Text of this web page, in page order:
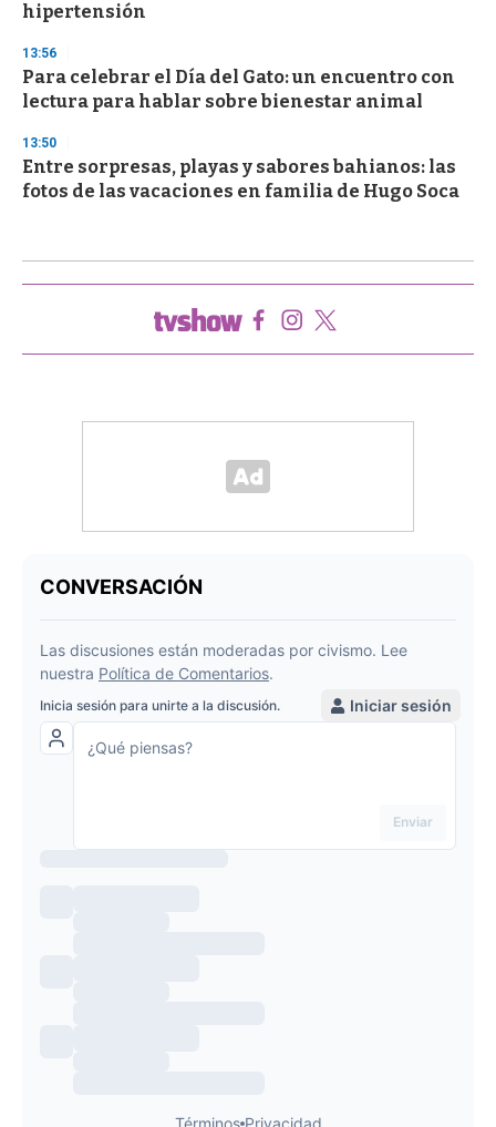
hipertensión
13:56
Para celebrar el Día del Gato: un encuentro con
lectura para hablar sobre bienestar animal
13:50
Entre sorpresas, playas y sabores bahianos: las
fotos de las vacaciones en familia de Hugo Soca